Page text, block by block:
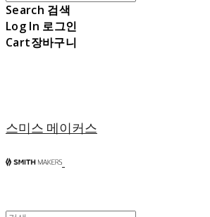
Search 검색
Log In 로그인
Cart장바구니
스미스 메이커스